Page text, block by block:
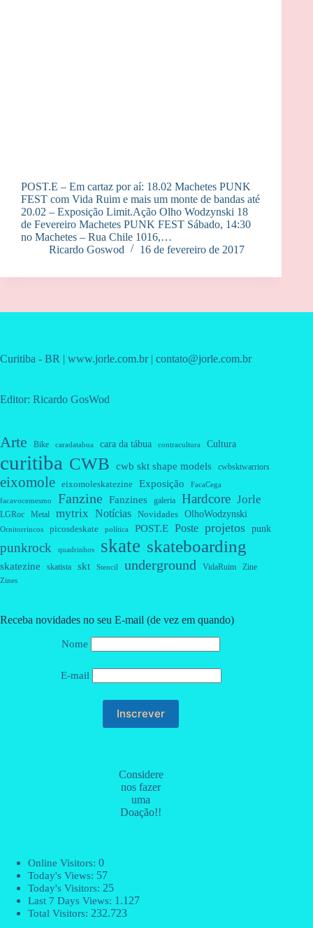
POST.E – Em cartaz por aí: 18.02 Machetes PUNK
FEST com Vida Ruim e mais um monte de bandas até
20.02 – Exposição Limit.Ação Olho Wodzynski 18
de Fevereiro Machetes PUNK FEST Sábado, 14:30
no Machetes – Rua Chile 1016,…
Ricardo Goswod
16 de fevereiro de 2017
Curitiba - BR | www.jorle.com.br | contato@jorle.com.br
Editor: Ricardo GosWod
Arte Bike caradatabua cara da tábua contracultura Cultura
curitiba CWB cwb skt shape models cwbsktwarriors
eixomole eixomoleskatezine Exposição FacaCega
facavocemesmo Fanzine Fanzines galeria Hardcore Jorle
LGRoc Metal mytrix Notícias Novidades OlhoWodzynski
Ornitorrincos picosdeskate política POST.E Poste projetos punk
punkrock quadrinhos skate skateboarding
skatezine skatista skt Stencil underground VidaRuim Zine
Zines
Receba novidades no seu E-mail (de vez em quando)
Nome
E-mail
Considere
nos fazer
uma
Doação!!
Online Visitors: 0
Today's Views: 57
Today's Visitors: 25
Last 7 Days Views: 1.127
Total Visitors: 232.723